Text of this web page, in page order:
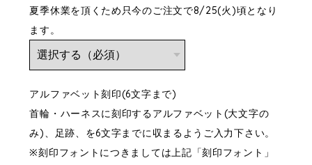
夏季休業を頂くため只今のご注文で8/25(火)頃となり
ます。
アルファベット刻印(6文字まで)
首輪・ハーネスに刻印するアルファベット(大文字の
み)、足跡、を6文字までに収まるようご入力下さい。
※刻印フォントにつきましては上記「刻印フォント」